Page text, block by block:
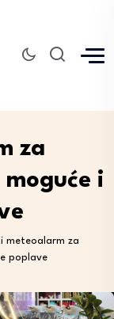
za
i
meteoalarm za
poplave